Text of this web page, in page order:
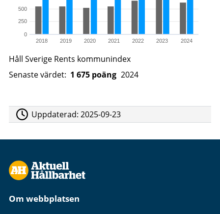
2018 2019 2020 2021 2022 2023 2024
0
250
500
Håll Sverige Rents kommunindex
Senaste värdet: 1 675poäng 2024
Uppdaterad:2025-09-23
Om webbplatsen